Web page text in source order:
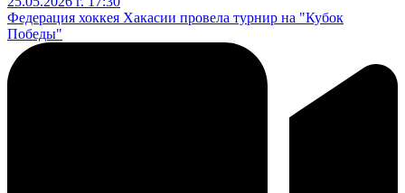
Федерация хоккея Хакасии провела турнир на "Кубок
Победы"